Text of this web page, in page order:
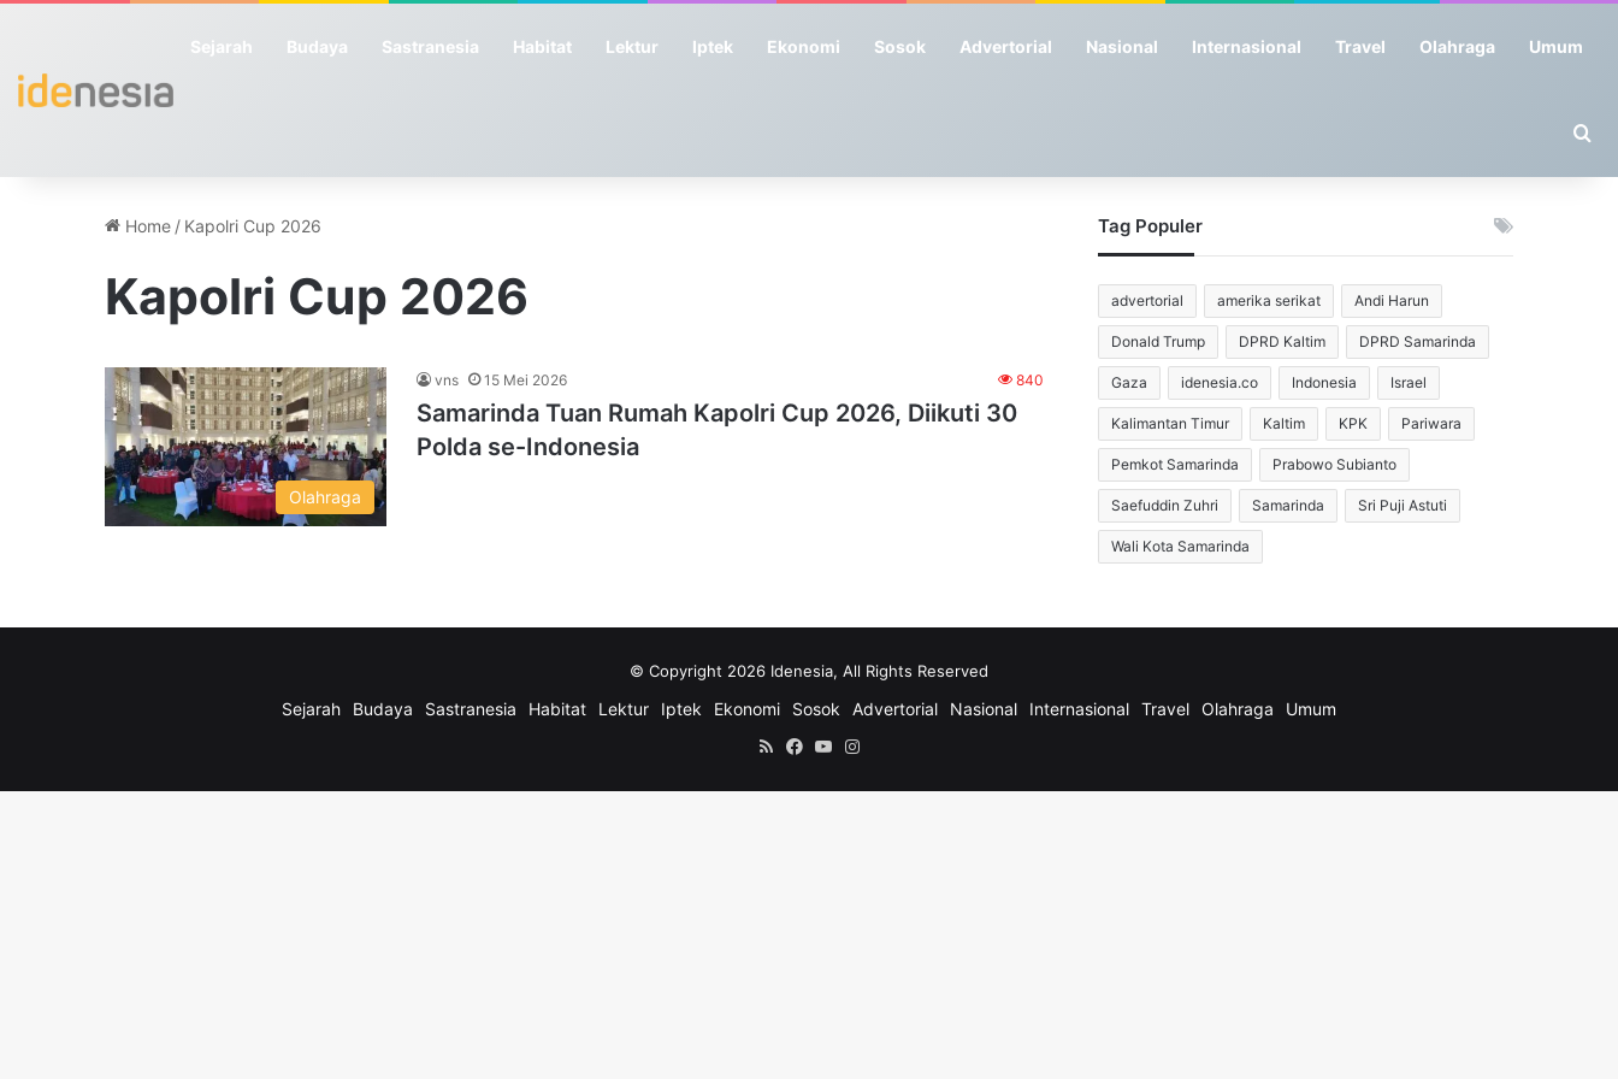
Sejarah Budaya Sastranesia Habitat Lektur Iptek Ekonomi Sosok Advertorial Nasional Internasional Travel Olahraga Umum
Home / Kapolri Cup 2026
Kapolri Cup 2026
Olahraga
vns 15 Mei 2026 840
Samarinda Tuan Rumah Kapolri Cup 2026, Diikuti 30
Polda se-Indonesia
Tag Populer
advertorial amerika serikat Andi Harun
Donald Trump DPRD Kaltim DPRD Samarinda
Gaza idenesia.co Indonesia Israel
Kalimantan Timur Kaltim KPK Pariwara
Pemkot Samarinda Prabowo Subianto
Saefuddin Zuhri Samarinda Sri Puji Astuti
Wali Kota Samarinda
© Copyright 2026 Idenesia, All Rights Reserved
Sejarah Budaya Sastranesia Habitat Lektur Iptek Ekonomi Sosok Advertorial Nasional Internasional Travel Olahraga
Umum
RSS Facebook
YouTube